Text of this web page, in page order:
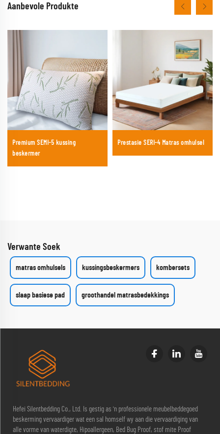
Aanbevole Produkte
Premium SEMI-5 kussing
beskermer
Prestasie SERI-4 Matras omhulsel
Verwante Soek
matras omhulsels kussingsbeskermers kombersets
slaap basiese pad groothandel matrasbedekkings
Hefei Silentbedding Co., Ltd. Is gestig as 'n professionele meubelbeddegoed
beskerming vervaardiger wat een sal homself wy aan die vervaardiging van
alle vorme van waterdigte, Hipoallergeen, Bed Bug Proof, stof mite Proof